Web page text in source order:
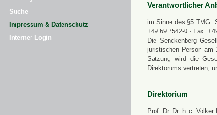
Suche
Impressum & Datenschutz
Interner Login
Verantwortlicher
im Sinne des §5 TMG:
+49 69 7542-0 · Fax:
Die Senckenberg
juristischen Person am
Satzung wird die
Direktorums vertreten,
Direktorium
Prof. Dr. Dr. h. c. Volker